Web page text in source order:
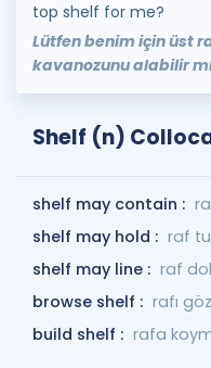
top shelf for me?
Lütfen benim için üst
kavanozunu alabilir
Shelf (n)
shelf may contain :
shelf may hold : raf
shelf may line : raf
browse shelf : rafı
build shelf : rafa